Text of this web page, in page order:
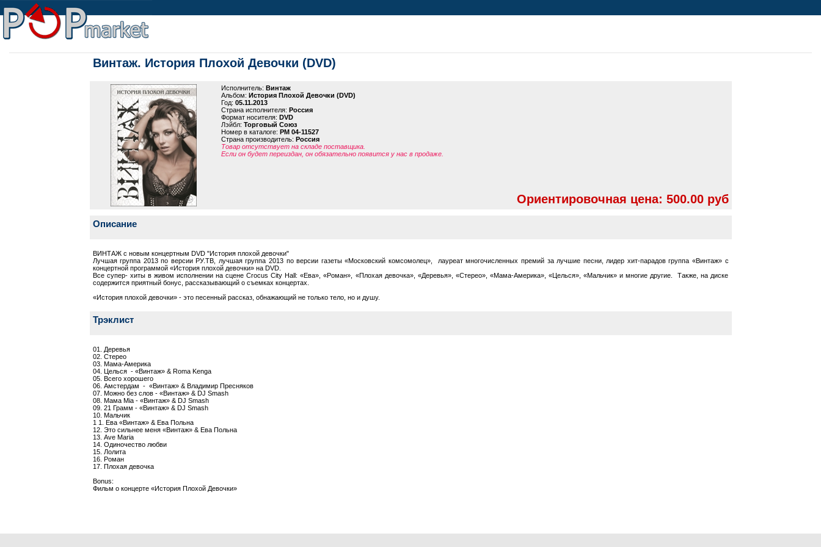
Винтаж. История Плохой Девочки (DVD)
Исполнитель: Винтаж
Альбом: История Плохой Девочки (DVD)
Год: 05.11.2013
Страна исполнителя: Россия
Формат носителя: DVD
Лэйбл: Торговый Союз
Номер в каталоге: PM 04-11527
Страна производитель: Россия
Товар отсутствует на складе поставщика.
Если он будет переиздан, он обязательно появится у нас в продаже.
Ориентировочная цена: 500.00 руб
Описание
ВИНТАЖ c новым концертным DVD "История плохой девочки"
Лучшая группа 2013 по версии РУ.ТВ, лучшая группа 2013 по версии газеты «Московский комсомолец», лауреат многочисленных премий за лучшие песни, лидер хит-парадов группа «Винтаж» с
концертной программой «История плохой девочки» на DVD.
Все супер- хиты в живом исполнении на сцене Crocus City Hall: «Ева», «Роман», «Плохая девочка», «Деревья», «Стерео», «Мама-Америка», «Целься», «Мальчик» и многие другие. Также, на диске
содержится приятный бонус, рассказывающий о съемках концертах.
«История плохой девочки» - это песенный рассказ, обнажающий не только тело, но и душу.
Трэклист
01. Деревья
02. Стерео
03. Мама-Америка
04. Целься - «Винтаж» & Roma Kenga
05. Всего хорошего
06. Амстердам - «Винтаж» & Владимир Пресняков
07. Можно без слов - «Винтаж» & DJ Smash
08. Мама Mia - «Винтаж» & DJ Smash
09. 21 Грамм - «Винтаж» & DJ Smash
10. Мальчик
1 1. Ева «Винтаж» & Ева Польна
12. Это сильнее меня «Винтаж» & Ева Польна
13. Ave Maria
14. Одиночество любви
15. Лолита
16. Роман
17. Плохая девочка
Bonus:
Фильм о концерте «История Плохой Девочки»